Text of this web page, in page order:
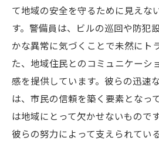
て地域の安全を守るために見えな
す。警備員は、ビルの巡回や防犯
かな異常に気づくことで未然にト
た、地域住民とのコミュニケーシ
感を提供しています。彼らの迅速
は、市民の信頼を築く要素となっ
は地域にとって欠かせないもので
彼らの努力によって支えられてい